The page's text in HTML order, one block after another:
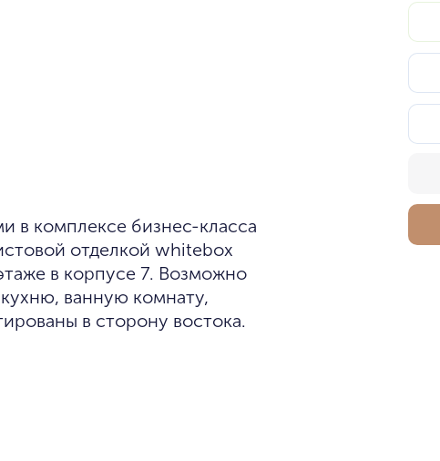
отделкой whitebox
в корпусе 7. Возможно
ванную комнату,
в сторону востока.